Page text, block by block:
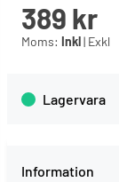
389 kr
Moms: Inkl| Exkl
Lagervara
Information